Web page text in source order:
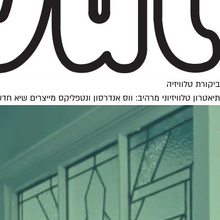
ביקורת טלוויזיה
תיאטרון טלוויזיוני מרהיב: ווס אנדרסון ונטפליקס מייצרים שיא